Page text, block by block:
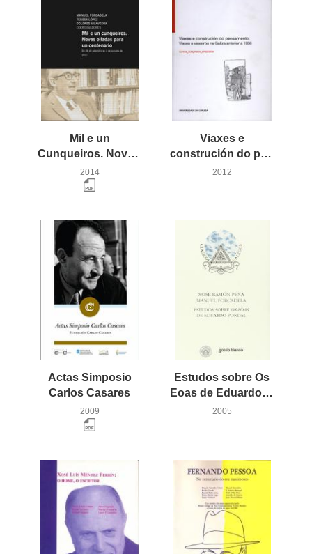
Mil e un
Cunqueiros. Novas olladas para un centenario
2014
Viaxes e
construción do pensamento. Viaxes e viaxeiros na Galiza anterior a 1936
2012
Actas Simposio
Carlos Casares
2009
Estudos sobre Os
Eoas de Eduardo Pondal
2005